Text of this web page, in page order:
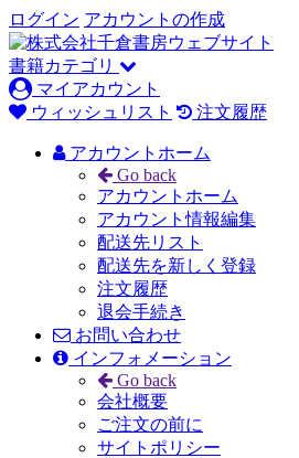
ログイン アカウントの作成
書籍カテゴリ
マイアカウント
ウィッシュリスト
注文履歴
アカウントホーム
Go back
アカウントホーム
アカウント情報編集
配送先リスト
配送先を新しく登録
注文履歴
退会手続き
お問い合わせ
インフォメーション
Go back
会社概要
ご注文の前に
サイトポリシー